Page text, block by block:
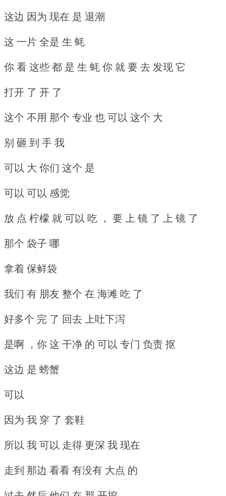
这边 因为 现在 是 退潮
这 一片 全是 生 蚝
你 看 这些 都 是 生 蚝 你 就 要 去 发现 它
打开 了 开 了
这个 不用 那个 专业 也 可以 这个 大
别 砸 到 手 我
可以 大 你们 这个 是
可以 可以 感觉
放 点 柠檬 就 可以 吃 ， 要 上 镜 了 上 镜 了
那个 袋子 哪
拿着 保鲜袋
我们 有 朋友 整个 在 海滩 吃 了
好多个 完 了 回去 上吐下泻
是啊 ，你 这 干净 的 可以 专门 负责 抠
这边 是 螃蟹
可以
因为 我 穿 了 套鞋
所以 我 可以 走得 更深 我 现在
走到 那边 看看 有没有 大点 的